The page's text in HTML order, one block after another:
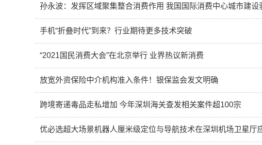
孙永波：发挥区域聚集整合消费作用 我国国际消费中心城市建设
手机“折叠时代”到来？行业期待更多技术突破
“2021国民消费大会”在北京举行 业界热议新消费
放宽外资保险中介机构准入条件！银保监会发文明确
跨境寄递毒品走私增加 今年深圳海关查发相关案件超100宗
优必选超大场景机器人厘米级定位与导航技术在深圳机场卫星厅